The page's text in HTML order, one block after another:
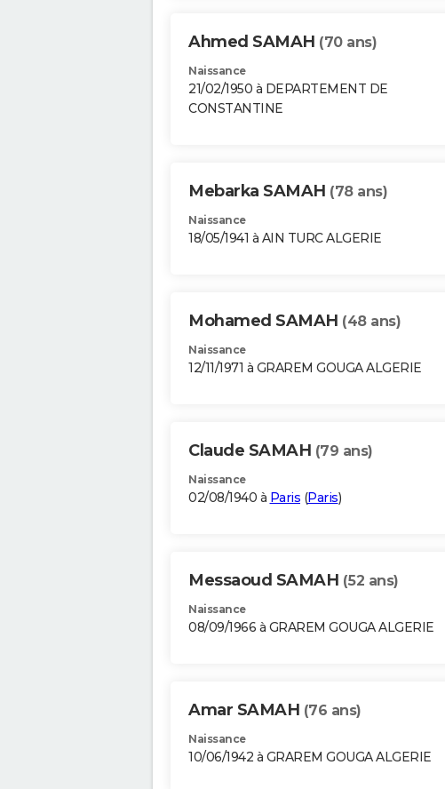
Ahmed SAMAH (70 ans)
Naissance
21/02/1950 à DEPARTEMENT DE
CONSTANTINE
Mebarka SAMAH (78 ans)
Naissance
18/05/1941 à AIN TURC ALGERIE
Mohamed SAMAH (48 ans)
Naissance
12/11/1971 à GRAREM GOUGA ALGERIE
Claude SAMAH (79 ans)
Naissance
02/08/1940 à Paris (Paris)
Messaoud SAMAH (52 ans)
Naissance
08/09/1966 à GRAREM GOUGA ALGERIE
Amar SAMAH (76 ans)
Naissance
10/06/1942 à GRAREM GOUGA ALGERIE